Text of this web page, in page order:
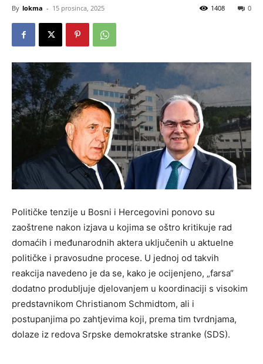
By lokma - 15 prosinca, 2025 0
1408
Političke tenzije u Bosni i Hercegovini ponovo su
zaoštrene nakon izjava u kojima se oštro kritikuje rad
domaćih i međunarodnih aktera uključenih u aktuelne
političke i pravosudne procese. U jednoj od takvih
reakcija navedeno je da se, kako je ocijenjeno, „farsa“
dodatno produbljuje djelovanjem u koordinaciji s visokim
predstavnikom Christianom Schmidtom, ali i
postupanjima po zahtjevima koji, prema tim tvrdnjama,
dolaze iz redova Srpske demokratske stranke (SDS).